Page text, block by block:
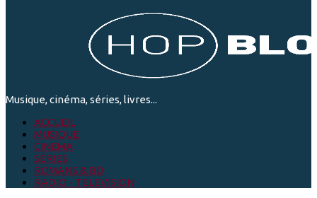
Musique, cinéma, séries, livres...
ACCUEIL
MUSIQUE
CINEMA
SÉRIES
ROMANS & BD
RADIO - TELEVISION